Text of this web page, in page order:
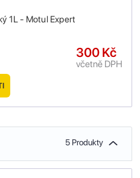
1L - Motul Expert
300 Kč
včetně DPH
5 Produkty